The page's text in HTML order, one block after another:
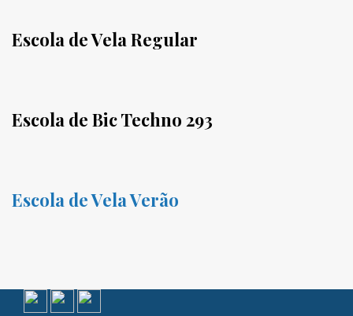
Escola de Vela Regular
Escola de Bic Techno 293
Escola de Vela Verão